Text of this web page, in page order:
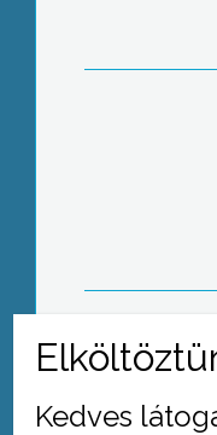
Beszakadt
Kedves